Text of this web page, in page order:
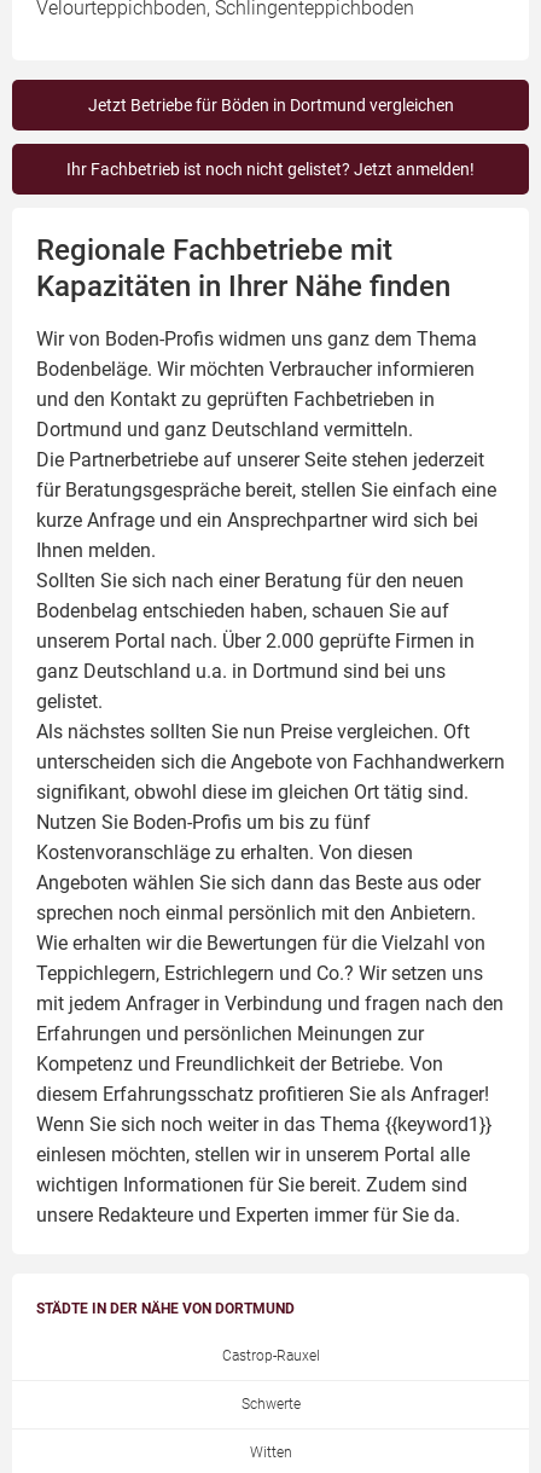
Velourteppichboden, Schlingenteppichboden
Jetzt Betriebe für Böden in Dortmund vergleichen
Ihr Fachbetrieb ist noch nicht gelistet? Jetzt anmelden!
Regionale Fachbetriebe mit
Kapazitäten in Ihrer Nähe finden
Wir von Boden-Profis widmen uns ganz dem Thema
Bodenbeläge. Wir möchten Verbraucher informieren
und den Kontakt zu geprüften Fachbetrieben in
Dortmund und ganz Deutschland vermitteln.
Die Partnerbetriebe auf unserer Seite stehen jederzeit
für Beratungsgespräche bereit, stellen Sie einfach eine
kurze Anfrage und ein Ansprechpartner wird sich bei
Ihnen melden.
Sollten Sie sich nach einer Beratung für den neuen
Bodenbelag entschieden haben, schauen Sie auf
unserem Portal nach. Über 2.000 geprüfte Firmen in
ganz Deutschland u.a. in Dortmund sind bei uns
gelistet.
Als nächstes sollten Sie nun Preise vergleichen. Oft
unterscheiden sich die Angebote von Fachhandwerkern
signifikant, obwohl diese im gleichen Ort tätig sind.
Nutzen Sie Boden-Profis um bis zu fünf
Kostenvoranschläge zu erhalten. Von diesen
Angeboten wählen Sie sich dann das Beste aus oder
sprechen noch einmal persönlich mit den Anbietern.
Wie erhalten wir die Bewertungen für die Vielzahl von
Teppichlegern, Estrichlegern und Co.? Wir setzen uns
mit jedem Anfrager in Verbindung und fragen nach den
Erfahrungen und persönlichen Meinungen zur
Kompetenz und Freundlichkeit der Betriebe. Von
diesem Erfahrungsschatz profitieren Sie als Anfrager!
Wenn Sie sich noch weiter in das Thema {{keyword1}}
einlesen möchten, stellen wir in unserem Portal alle
wichtigen Informationen für Sie bereit. Zudem sind
unsere Redakteure und Experten immer für Sie da.
STÄDTE IN DER NÄHE VON DORTMUND
Castrop-Rauxel
Schwerte
Witten